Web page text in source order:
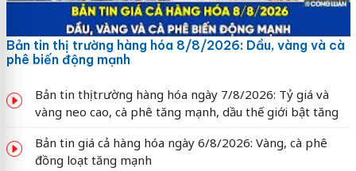
Bản tin thị trường hàng hóa 8/8/2026: Dầu, vàng và cà
phê biến động mạnh
Bản tin thị trường hàng hóa ngày 7/8/2026: Tỷ giá và
vàng neo cao, cà phê tăng mạnh, dầu thế giới bật tăng
Bản tin giá cả hàng hóa ngày 6/8/2026: Vàng, cà phê
đồng loạt tăng mạnh